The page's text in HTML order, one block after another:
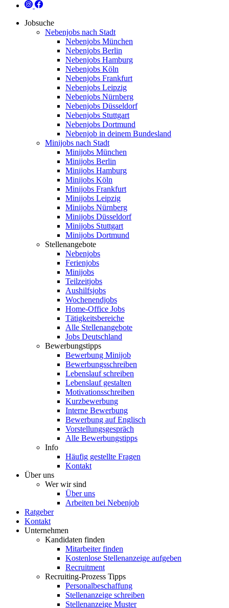
Jobsuche
Nebenjobs nach Stadt
Nebenjobs München
Nebenjobs Berlin
Nebenjobs Hamburg
Nebenjobs Köln
Nebenjobs Frankfurt
Nebenjobs Leipzig
Nebenjobs Nürnberg
Nebenjobs Düsseldorf
Nebenjobs Stuttgart
Nebenjobs Dortmund
Nebenjob in deinem Bundesland
Minijobs nach Stadt
Minijobs München
Minijobs Berlin
Minijobs Hamburg
Minijobs Köln
Minijobs Frankfurt
Minijobs Leipzig
Minijobs Nürnberg
Minijobs Düsseldorf
Minijobs Stuttgart
Minijobs Dortmund
Stellenangebote
Nebenjobs
Ferienjobs
Minijobs
Teilzeitjobs
Aushilfsjobs
Wochenendjobs
Home-Office Jobs
Tätigkeitsbereiche
Alle Stellenangebote
Jobs Deutschland
Bewerbungstipps
Bewerbung Minijob
Bewerbungsschreiben
Lebenslauf schreiben
Lebenslauf gestalten
Motivationsschreiben
Kurzbewerbung
Interne Bewerbung
Bewerbung auf Englisch
Vorstellungsgespräch
Alle Bewerbungstipps
Info
Häufig gestellte Fragen
Kontakt
Über uns
Wer wir sind
Über uns
Arbeiten bei Nebenjob
Ratgeber
Kontakt
Unternehmen
Kandidaten finden
Mitarbeiter finden
Kostenlose Stellenanzeige aufgeben
Recruitment
Recruiting-Prozess Tipps
Personalbeschaffung
Stellenanzeige schreiben
Stellenanzeige Muster